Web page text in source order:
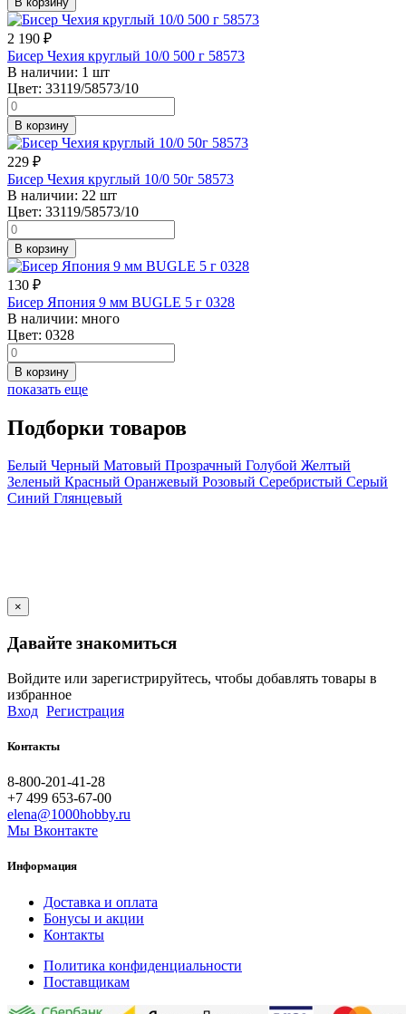
2 190 ₽
Бисер Чехия круглый 10/0 500 г 58573
В наличии: 1 шт
Цвет: 33119/58573/10
В корзину
229 ₽
Бисер Чехия круглый 10/0 50г 58573
В наличии: 22 шт
Цвет: 33119/58573/10
В корзину
130 ₽
Бисер Япония 9 мм BUGLE 5 г 0328
В наличии: много
Цвет: 0328
В корзину
показать еще
Подборки товаров
Белый Черный Матовый Прозрачный Голубой Желтый
Зеленый Красный Оранжевый Розовый Серебристый Серый
Синий Глянцевый
×
Давайте знакомиться
Войдите или зарегистрируйтесь, чтобы добавлять товары в
избранное
Вход Регистрация
Контакты
8-800-201-41-28
+7 499 653-67-00
elena@1000hobby.ru
Мы Вконтакте
Информация
Доставка и оплата
Бонусы и акции
Контакты
Политика конфиденциальности
Поставщикам